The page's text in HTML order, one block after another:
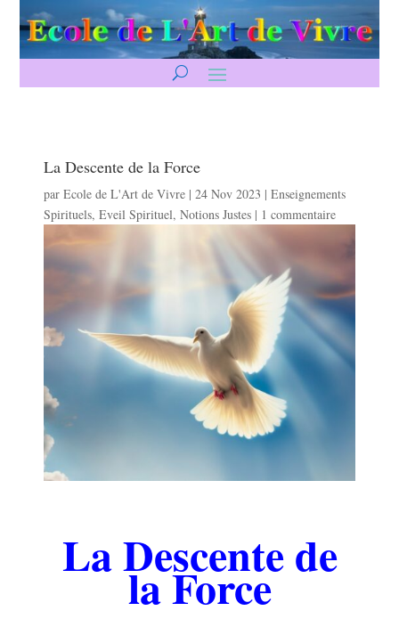
La Descente de la Force
parEcole de L'Art de Vivre |24 Nov 2023 |Enseignements
Spirituels,Eveil Spirituel,Notions Justes | 1 commentaire
La Descente de
la Force